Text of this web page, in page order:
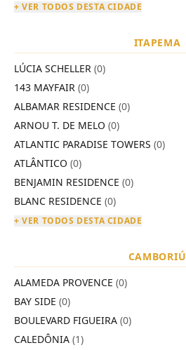
+ VER TODOS DESTA CIDADE
ITAPEMA
LÚCIA SCHELLER (0)
143 MAYFAIR (0)
ALBAMAR RESIDENCE (0)
ARNOU T. DE MELO (0)
ATLANTIC PARADISE TOWERS (0)
ATLÂNTICO (0)
BENJAMIN RESIDENCE (0)
BLANC RESIDENCE (0)
+ VER TODOS DESTA CIDADE
CAMBORIÚ
ALAMEDA PROVENCE (0)
BAY SIDE (0)
BOULEVARD FIGUEIRA (0)
CALEDÔNIA (1)